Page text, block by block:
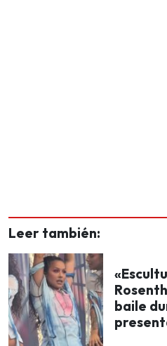
Leer también:
baile